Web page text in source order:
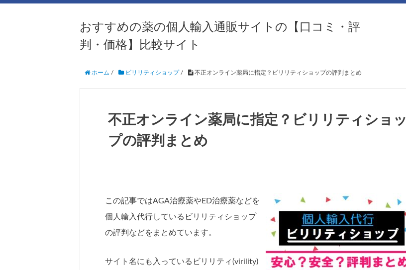
おすすめの薬の個人輸入通販サイトの【口コミ・評
判・価格】比較サイト
ホーム / ビリリティショップ/ 不正オンライン薬局に指定？ビリリティショップの評判まとめ
不正オンライン薬局に指定？ビリリティショッ
プの評判まとめ
この記事ではAGA治療薬やED治療薬などを
個人輸入代行しているビリリティショップ
の評判などをまとめています。
サイト名にも入っているビリリティ(virility)